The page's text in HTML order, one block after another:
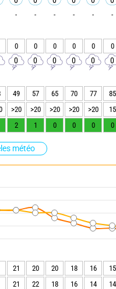
météo
- - - - - -
0 0 0 0 0 0
0 0 0 0 0 0
49 57 65 70 77
85
>20 >20 >20 >20 >20
15
2 1 0 0 0 0
21 20 20 18 16
15
21 22 18 16 14
14